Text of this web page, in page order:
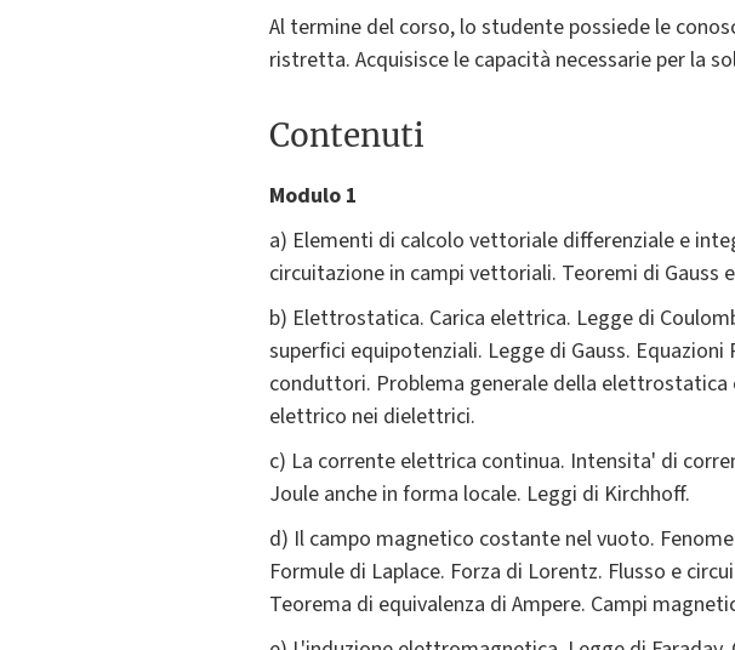
Al termine del corso, lo studente possiede le
ristretta. Acquisisce le capacità necessarie per la
Contenuti
Modulo 1
a) Elementi di calcolo vettoriale differenziale e
circuitazione in campi vettoriali. Teoremi di Gauss
b) Elettrostatica. Carica elettrica. Legge di
superfici equipotenziali. Legge di Gauss.
conduttori. Problema generale della elettrostatica
elettrico nei dielettrici.
c) La corrente elettrica continua. Intensita' di
Joule anche in forma locale. Leggi di Kirchhoff.
d) Il campo magnetico costante nel vuoto.
Formule di Laplace. Forza di Lorentz. Flusso e
Teorema di equivalenza di Ampere. Campi